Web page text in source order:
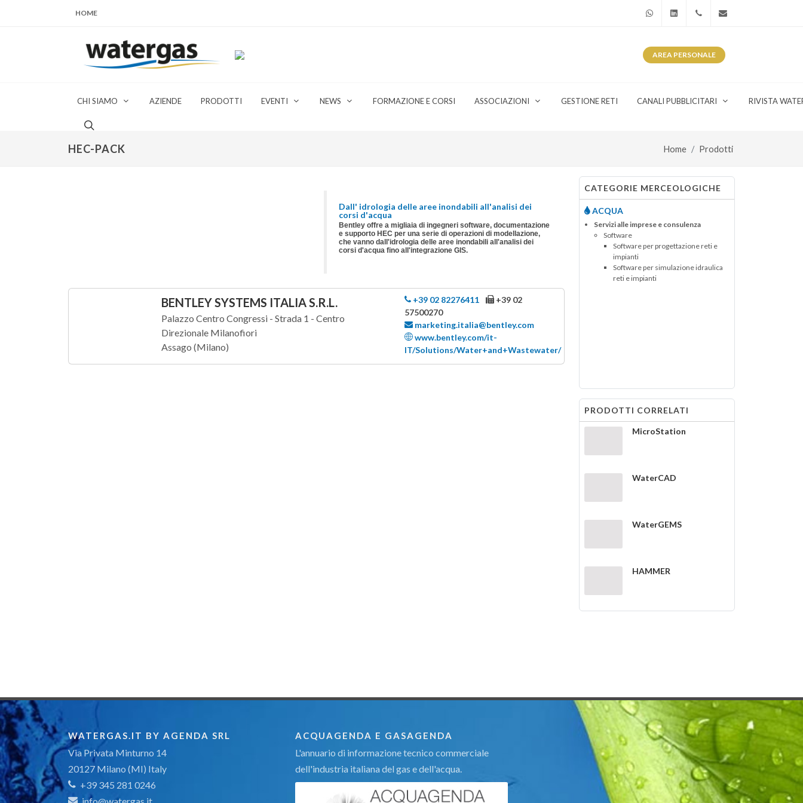
HOME WhatsAppLinkedin+39 345 281 0246
AREA PERSONALE
CHI SIAMO AZIENDE PRODOTTI EVENTI NEWS FORMAZIONE E CORSI ASSOCIAZIONI GESTIONE RETI CANALI PUBBLICITARI RIVISTA
HEC-PACK Home Prodotti
Dall' idrologia delle aree inondabili all'analisi dei
corsi d'acqua
Bentley offre a migliaia di ingegneri software, documentazione
e supporto HEC per una serie di operazioni di modellazione,
che vanno dall'idrologia delle aree inondabili all'analisi dei
corsi d'acqua fino all'integrazione GIS.
BENTLEY SYSTEMS ITALIA S.R.L.
Palazzo Centro Congressi - Strada 1 - Centro
Direzionale Milanofiori
Assago (Milano)
+39 02 82276411
+39 02
57500270
marketing.italia@bentley.com
www.bentley.com/it-
IT/Solutions/Water+and+Wastewater/
CATEGORIE MERCEOLOGICHE
ACQUA
Servizi alle imprese e consulenza
Software
Software per progettazione reti e
impianti
Software per simulazione idraulica
reti e impianti
PRODOTTI CORRELATI
MicroStation
WaterCAD
WaterGEMS
HAMMER
Bentley Map V8i
CivilStorm V8i
WATERGAS.IT BY AGENDA SRL
Via Privata Minturno 14
20127 Milano (MI) Italy
+39 345 281 0246
ACQUAGENDA E GASAGENDA
L'annuario di informazione tecnico commerciale
dell'industria italiana del gas e dell'acqua.